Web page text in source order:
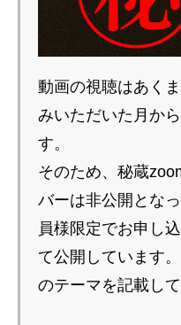
動画の視聴はあく
みいただいた月か
す。
そのため、秘蔵
バーは非公開とな
員様限定でお申し
て公開しています
のテーマを記載して